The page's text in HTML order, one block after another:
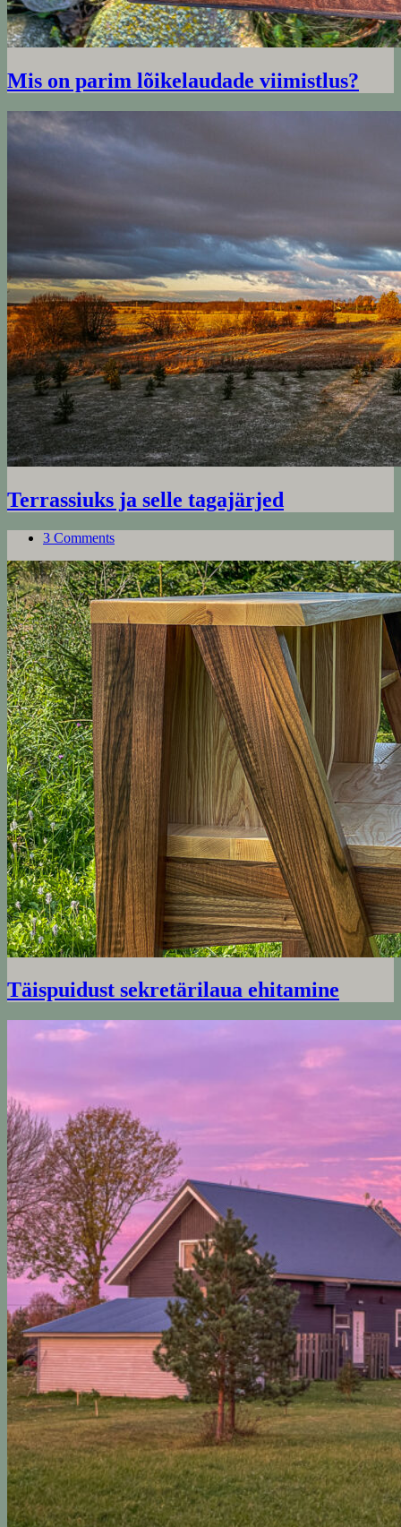
Mis on parim lõikelaudade viimistlus?
Terrassiuks ja selle tagajärjed
3 Comments
Täispuidust sekretärilaua ehitamine